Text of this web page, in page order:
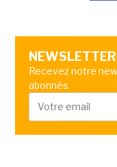
Recevez notre
abonnés